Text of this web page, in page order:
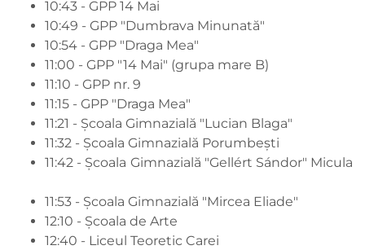
10:43 - GPP 14 Mai
10:49 - GPP "Dumbrava Minunată"
10:54 - GPP "Draga Mea"
11:00 - GPP "14 Mai" (grupa mare B)
11:10 - GPP nr. 9
11:15 - GPP "Draga Mea"
11:21 - Școala Gimnazială "Lucian Blaga"
11:32 - Școala Gimnazială Porumbești
11:42 - Școala Gimnazială "Gellért Sándor" Micula
11:53 - Școala Gimnazială "Mircea Eliade"
12:10 - Școala de Arte
12:40 - Liceul Teoretic Carei